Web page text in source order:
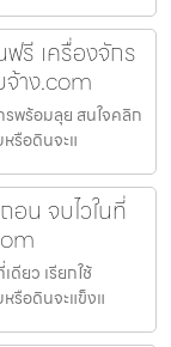
ฟรี เครื่องจักร
าง.com
รพร้อมลุย สนใจคลิก
รือดินจะแ
น จบไวในที่
ยว เรียกใช้
รือดินจะแข็งแ